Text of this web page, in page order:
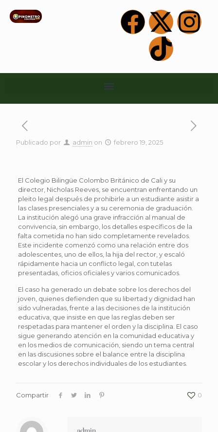
Publicado por admin on febrero 19, 2025
El Colegio Bilingüe Colombo Británico de Cali y su
director, Nicholas Reeves, se encuentran enfrentando un
pleito legal después de prohibirle a un estudiante asistir a
las clases presenciales y a su ceremonia de graduación.
La institución alegó una grave infracción al manual de
convivencia, sin embargo, los detalles específicos de la
falta cometida no han sido completamente revelados.
Este incidente comenzó como una relación entre dos
adolescentes, uno de ellos, la hija del rector, y escaló
rápidamente hacia un conflicto legal, con tutelas
presentadas, oficios oficiales y varios comunicados.
El caso ha generado un debate sobre los derechos del
joven, quienes defienden que su libertad y dignidad han
sido vulneradas, frente a las decisiones de la institución
educativa, que insiste en que las reglas deben ser
respetadas para mantener el orden y la disciplina. El caso
sigue generando atención en la comunidad educativa y
en los medios de comunicación, siendo un tema central
en las discusiones sobre el balance entre la disciplina
escolar y los derechos individuales de los estudiantes.
Compartir 0